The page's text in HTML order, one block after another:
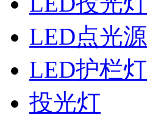
LED点光源
LED护栏灯
投光灯